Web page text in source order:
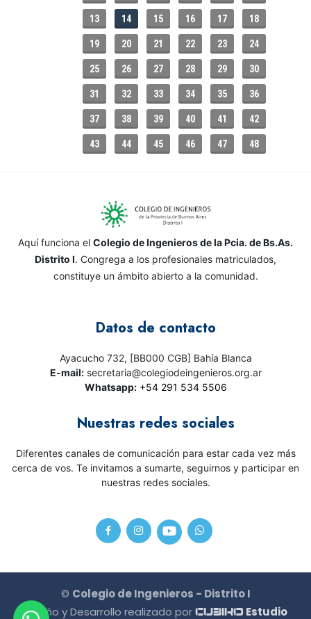
13 14 15 16 17 18
19 20 21 22 23 24
25 26 27 28 29 30
31 32 33 34 35 36
37 38 39 40 41 42
43 44 45 46 47 48
Aquí funciona el Colegio de Ingenieros de la Pcia. de Bs.As.
Distrito I. Congrega a los profesionales matriculados,
constituye un ámbito abierto a la comunidad.
Datos de contacto
Ayacucho 732, [BB000 CGB] Bahía Blanca
E-mail:secretaria@colegiodeingenieros.org.ar
Whatsapp: +54 291 534 5506
Nuestras redes sociales
Diferentes canales de comunicación para estar cada vez más
cerca de vos. Te invitamos a sumarte, seguirnos y participar en
nuestras redes sociales.
© Colegio de Ingenieros - Distrito I
Diseño y Desarrollo realizado por CU3IKO Estudio